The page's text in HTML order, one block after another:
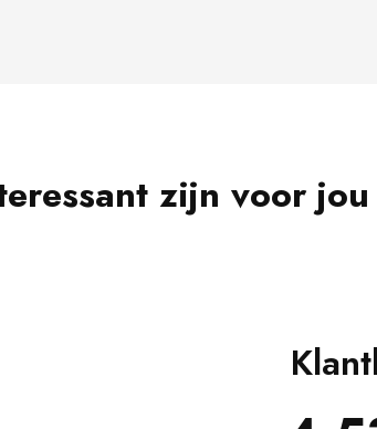
zijn voor jou